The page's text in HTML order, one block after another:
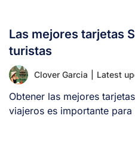
Las mejores tarjetas
turistas
Clover Garcia Latest
Obtener las mejores
viajeros es importante